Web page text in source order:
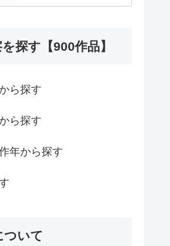
探す【900作品】
ら探す
ら探す
年から探す
ついて